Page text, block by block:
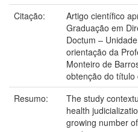
Citação:
Artigo científico
Graduação em
Doctum –
orientação da
Monteiro de
obtenção do título
Resumo:
The study
health
growing number